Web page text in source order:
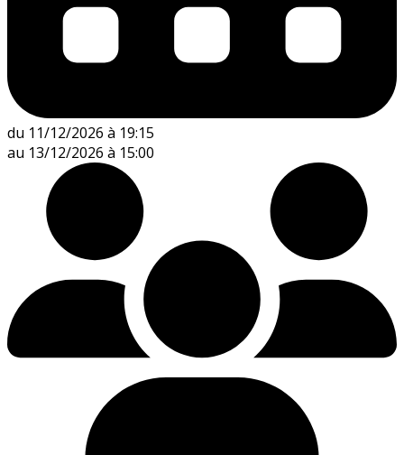
du 11/12/2026 à 19:15
au 13/12/2026 à 15:00